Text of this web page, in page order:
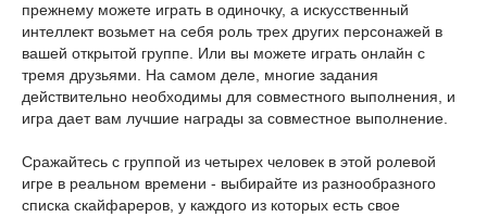
прежнему можете играть в одиночку, а искусственный
интеллект возьмет на себя роль трех других персонажей в
вашей открытой группе. Или вы можете играть онлайн с
тремя друзьями. На самом деле, многие задания
действительно необходимы для совместного выполнения, и
игра дает вам лучшие награды за совместное выполнение.
Сражайтесь с группой из четырех человек в этой ролевой
игре в реальном времени - выбирайте из разнообразного
списка скайфареров, у каждого из которых есть свое